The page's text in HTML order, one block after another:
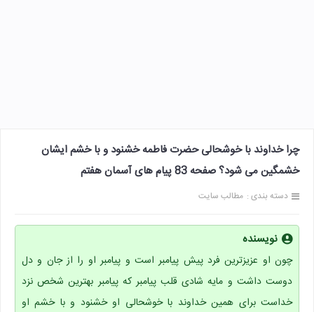
چرا خداوند با خوشحالی حضرت فاطمه خشنود و با خشم ایشان
خشمگین می شود؟ صفحه 83 پیام های آسمان هفتم
دسته بندی : مطالب سایت
نویسنده
چون او عزیزترین فرد پیش پیامبر است و پیامبر او را از جان و دل
دوست داشت و مایه شادی قلب پیامبر که پیامبر بهترین شخص نزد
خداست برای همین خداوند با خوشحالی او خشنود و با خشم او